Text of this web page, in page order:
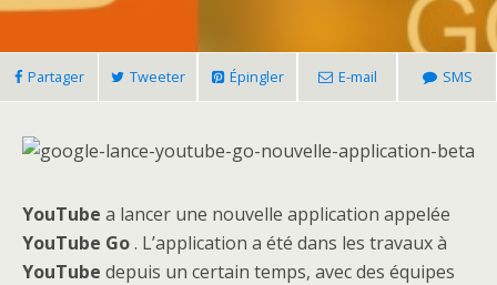
Partager Tweeter Épingler E-mail SMS
YouTube a lancer une nouvelle application appelée
YouTube Go. L’application a été dans les travaux à
YouTube depuis un certain temps, avec des équipes